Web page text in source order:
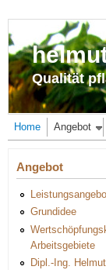
Direkt zum Inhalt
Qualität
Home Angebot
Angebot
Grundidee
Arbeitsgebiete
Dipl.-Ing.